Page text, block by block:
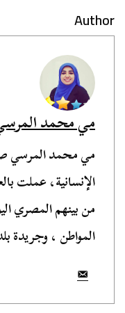
Author
مي محمد
مي محمد المرسي
الإنسانية، عملت
من بينهم المصري
المواطن ، وجريدة